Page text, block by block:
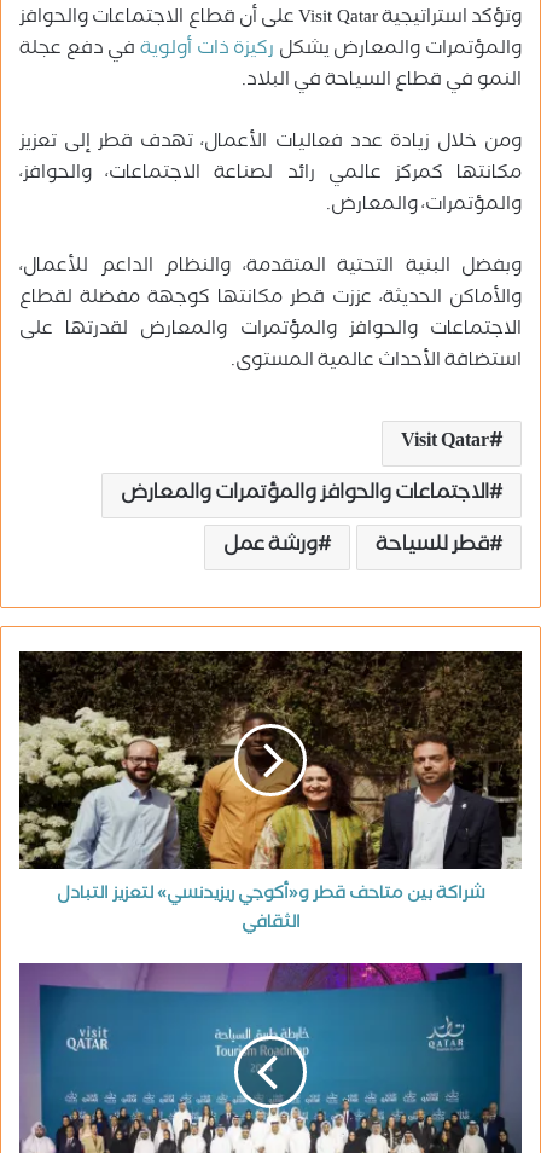
وتؤكد استراتيجية Visit Qatar على أن قطاع الاجتماعات والحوافز
والمؤتمرات والمعارض يشكل ركيزة ذات أولويةفي دفع عجلة
النمو في قطاع السياحة في البلاد.
ومن خلال زيادة عدد فعاليات الأعمال، تهدف قطر إلى تعزيز
مكانتها كمركز عالمي رائد لصناعة الاجتماعات، والحوافز،
والمؤتمرات، والمعارض.
وبفضل البنية التحتية المتقدمة، والنظام الداعم للأعمال،
والأماكن الحديثة، عززت قطر مكانتها كوجهة مفضلة لقطاع
الاجتماعات والحوافز والمؤتمرات والمعارض لقدرتها على
استضافة الأحداث عالمية المستوى.
Visit Qatar
الاجتماعات والحوافز والمؤتمرات والمعارض
قطر للسياحة
ورشة عمل
شراكة بين متاحف قطر و«أكوجي ريزيدنسي» لتعزيز التبادل
الثقافي